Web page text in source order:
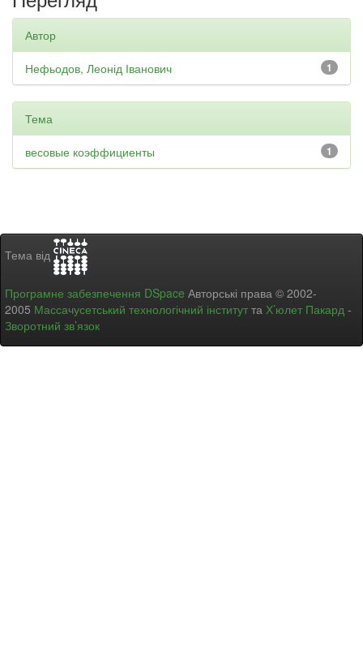
Автор
1
Нефьодов, Леонід Іванович
Тема
1
весовые коэффициенты
Тема від
Програмне забезпечення DSpace Авторські права © 2002-
2005 Массачусетський технологічний інститут та Х’юлет Пакард -
Зворотний зв’язок